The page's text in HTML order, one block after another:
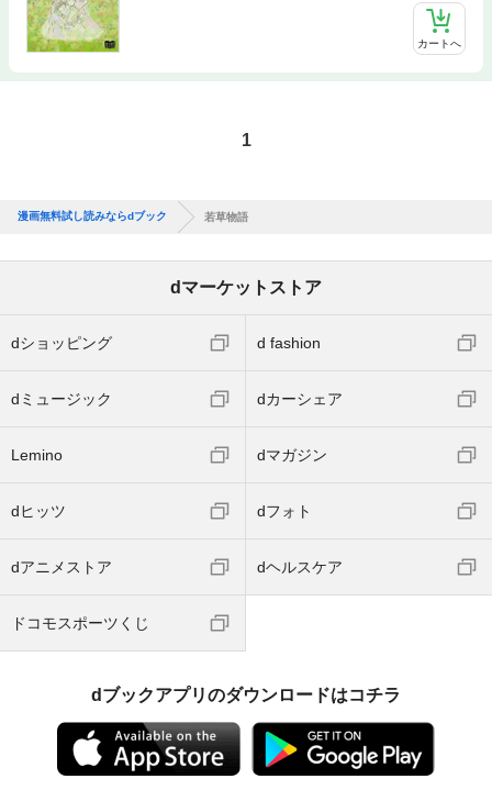
カートへ
1
漫画無料試し読みならdブック 若草物語
dマーケットストア
dショッピング d fashion
dミュージック dカーシェア
Lemino dマガジン
dヒッツ dフォト
dアニメストア dヘルスケア
ドコモスポーツくじ
dブックアプリのダウンロードはコチラ